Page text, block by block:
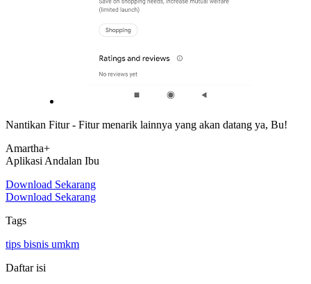
Nantikan Fitur - Fitur menarik lainnya yang akan datang ya, Bu!
Amartha+
Aplikasi Andalan Ibu
Download Sekarang
Download Sekarang
Tags
tips bisnis umkm
Daftar isi